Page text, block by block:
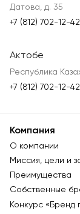
Датова, д. 35
+7 (812) 702-12-42
Актобе
Республика
+7 (812) 702-12-42
Компания
О компании
Миссия, цели и
Преимущества
Собственные
Конкурс «Бренд